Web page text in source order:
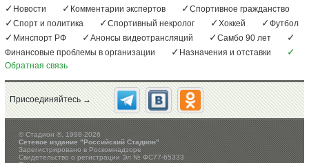
Новости Комментарии экспертов
Спортивное гражданство
Спорт и политика
Спортивный некролог Хоккей
Футбол
Минспорт РФ
Анонсы видеотрансляций
Самбо 90 лет
Финансовые проблемы в организации
Назначения и отставки
Обратная связь
Присоединяйтесь →
©Стадион ®, 1998-2026
Сетевое издание "Российский Стадион"
Зарегистрировано в Роскомнадзоре
Свидетельство о регистрации Эл № ФС77-65333